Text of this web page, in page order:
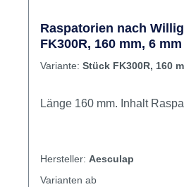
Raspatorien nach
FK300R, 160 mm, 6
Variante: Stück FK300R, 160
Länge 160 mm.
Hersteller: Aesculap
Varianten ab